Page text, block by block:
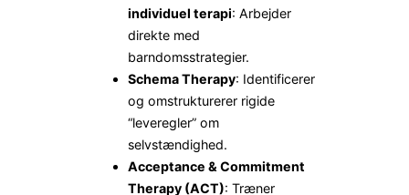
individuel terapi: Arbejder
direkte med
barndomsstrategier.
Schema Therapy: Identificerer
og omstrukturerer rigide
“leveregler” om
selvstændighed.
Acceptance & Commitment
Therapy (ACT): Træner